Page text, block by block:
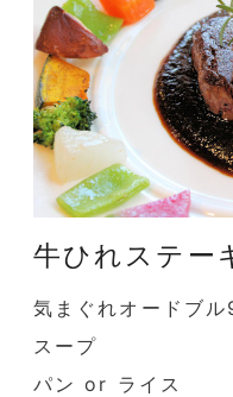
牛ひれステー
気まぐれオードブル
スープ
パン or ライス